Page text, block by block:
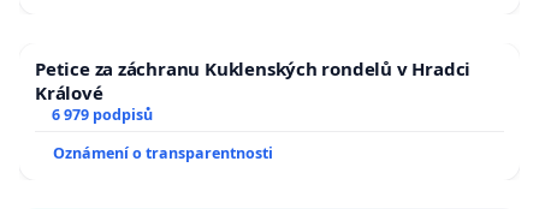
Petice za záchranu Kuklenských rondelů v Hradci
Králové
6 979 podpisů
Oznámení o transparentnosti